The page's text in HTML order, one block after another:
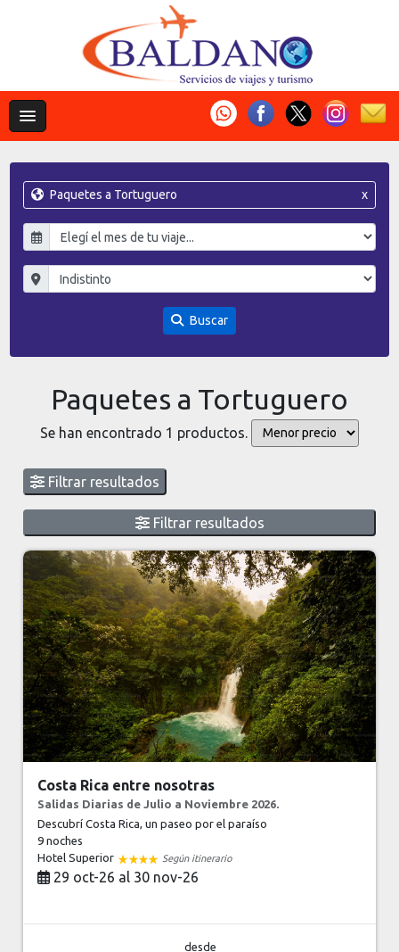
Paquetes a Tortuguero x
Buscar
Paquetes a Tortuguero
Se han encontrado 1 productos.
Filtrar resultados
Filtrar resultados
Costa Rica entre nosotras
Salidas Diarias de Julio a Noviembre 2026.
Descubrí Costa Rica, un paseo por el paraíso
9 noches
Hotel Superior
Según itinerario
29 oct-26 al 30 nov-26
desde